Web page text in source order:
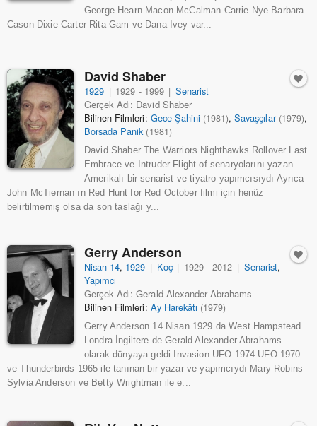
George Hearn Macon McCalman Carrie Nye Barbara
Cason Dixie Carter Rita Gam ve Dana Ivey var...
David Shaber
1929 | 1929 - 1999 | Senarist
Gerçek Adı: David Shaber
Bilinen Filmleri: Gece Şahini (1981),Savaşçılar (1979),
Borsada Panik (1981)
David Shaber The Warriors Nighthawks Rollover Last
Embrace ve Intruder Flight of senaryolarını yazan
Amerikalı bir senarist ve tiyatro yapımcısıydı Ayrıca
John McTiernan ın Red Hunt for Red October filmi için henüz
belirtilmemiş olsa da son taslağı y...
Gerry Anderson
Nisan 14, 1929 | Koç | 1929 - 2012 | Senarist,
Yapımcı
Gerçek Adı: Gerald Alexander Abrahams
Bilinen Filmleri: Ay Harekâtı (1979)
Gerry Anderson 14 Nisan 1929 da West Hampstead
Londra İngiltere de Gerald Alexander Abrahams
olarak dünyaya geldi Invasion UFO 1974 UFO 1970
ve Thunderbirds 1965 ile tanınan bir yazar ve yapımcıydı Mary Robins
Sylvia Anderson ve Betty Wrightman ile e...